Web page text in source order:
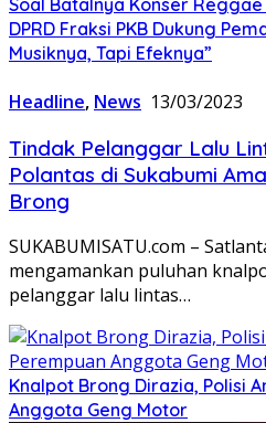
DPRD Fraksi PKB Dukung
Musiknya, Tapi Efeknya”
Headline, News 13/03/2023
Tindak Pelanggar Lalu
Polantas di Sukabumi
Brong
SUKABUMISATU.com –
mengamankan puluhan
pelanggar lalu lintas…
Knalpot Brong Dirazia, Polisi
Anggota Geng Motor